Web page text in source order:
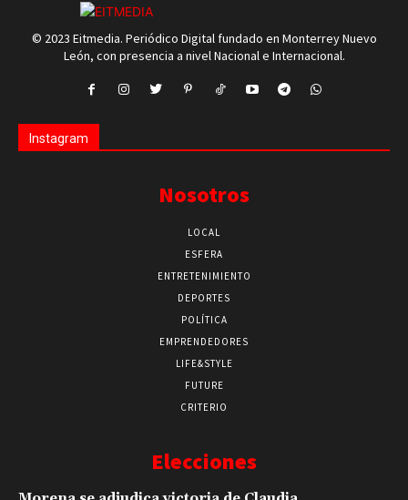
© 2023 Eitmedia. Periódico Digital fundado en Monterrey Nuevo
León, con presencia a nivel Nacional e Internacional.
Instagram
Nosotros
LOCAL
ESFERA
ENTRETENIMIENTO
DEPORTES
POLÍTICA
EMPRENDEDORES
LIFE&STYLE
FUTURE
CRITERIO
Elecciones